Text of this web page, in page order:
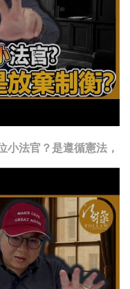
小法官？是遵循憲法，